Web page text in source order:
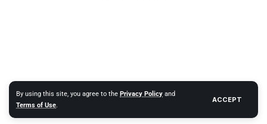
By using this site, you agree to the Privacy Policy and
Terms of Use.
ACCEPT